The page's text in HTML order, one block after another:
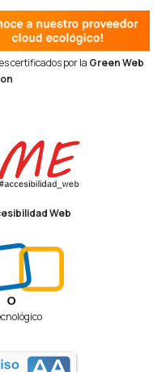
certificados por la Green Web
Web